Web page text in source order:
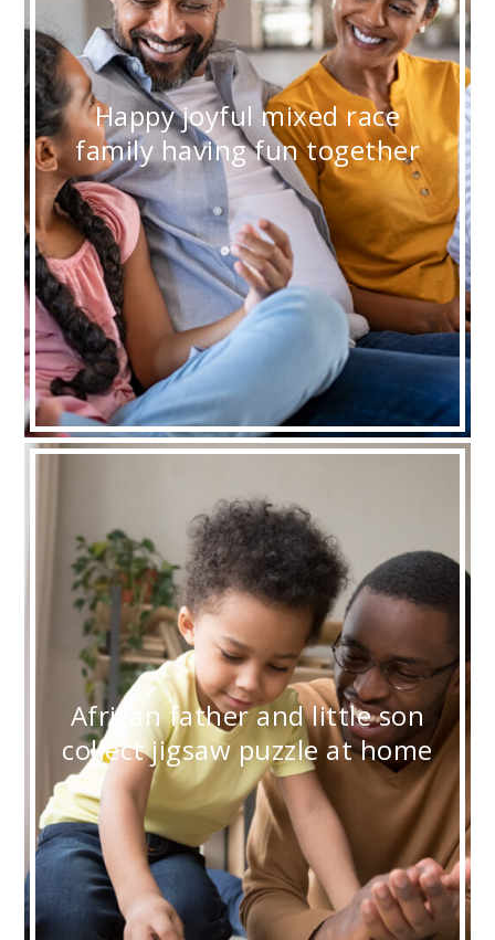
Happy joyful mixed race
family having fun together
African father and little son
collect jigsaw puzzle at home